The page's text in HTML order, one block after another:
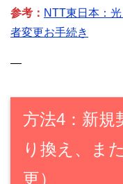
参考： NTT東日本：
者変更お手続き
—
方法4：新規
り換え、ま
更）